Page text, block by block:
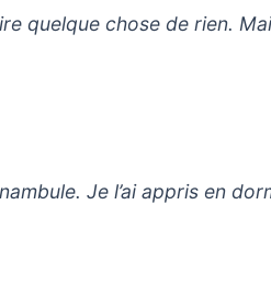
quelque chose de rien.
Je l’ai appris en